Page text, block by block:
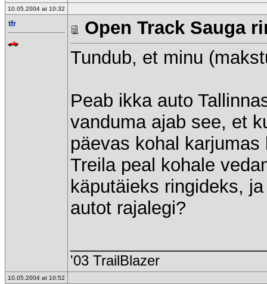
10.05.2004 at 10:32
tfr
Open Track Sauga
Tundub, et minu
Peab ikka auto
vanduma ajab see, et
päevas kohal
Treila peal kohale
käputäieks ringideks,
autot rajalegi?
'03 TrailBlazer
10.05.2004 at 10:52